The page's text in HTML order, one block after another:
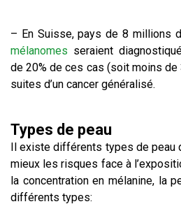
– En Suisse, pays de 8 millions
mélanomes seraient
de 20% de ces cas (soit moins
suites d’un cancer généralisé.
Types de peau
Il existe différents types de peau
mieux les risques face à
la concentration en mélanine, la
différents types: